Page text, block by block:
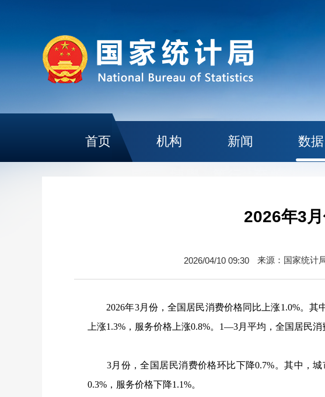
首页 机构 新闻 数据
2026年3
2026/04/10 09:30 来源：国家统计
2026年3月份，全国居民消费价格同比上涨1.0%。其
上涨1.3% ，服务价格上涨0.8%。 1—3月平均，全国居民
3月份，全国居民消费价格环比下降0.7%。其中，
0.3% ，服务价格下降1.1%。